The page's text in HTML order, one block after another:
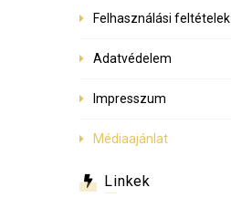
Felhasználási feltételek
Adatvédelem
Impresszum
Médiaajánlat
Linkek